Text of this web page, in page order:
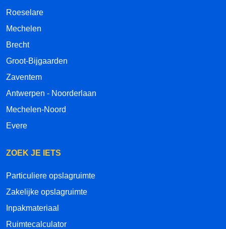
Roeselare
Mechelen
Brecht
Groot-Bijgaarden
Zaventem
Antwerpen - Noorderlaan
Mechelen-Noord
Evere
ZOEK JE IETS
Particuliere opslagruimte
Zakelijke opslagruimte
Inpakmateriaal
Ruimtecalculator